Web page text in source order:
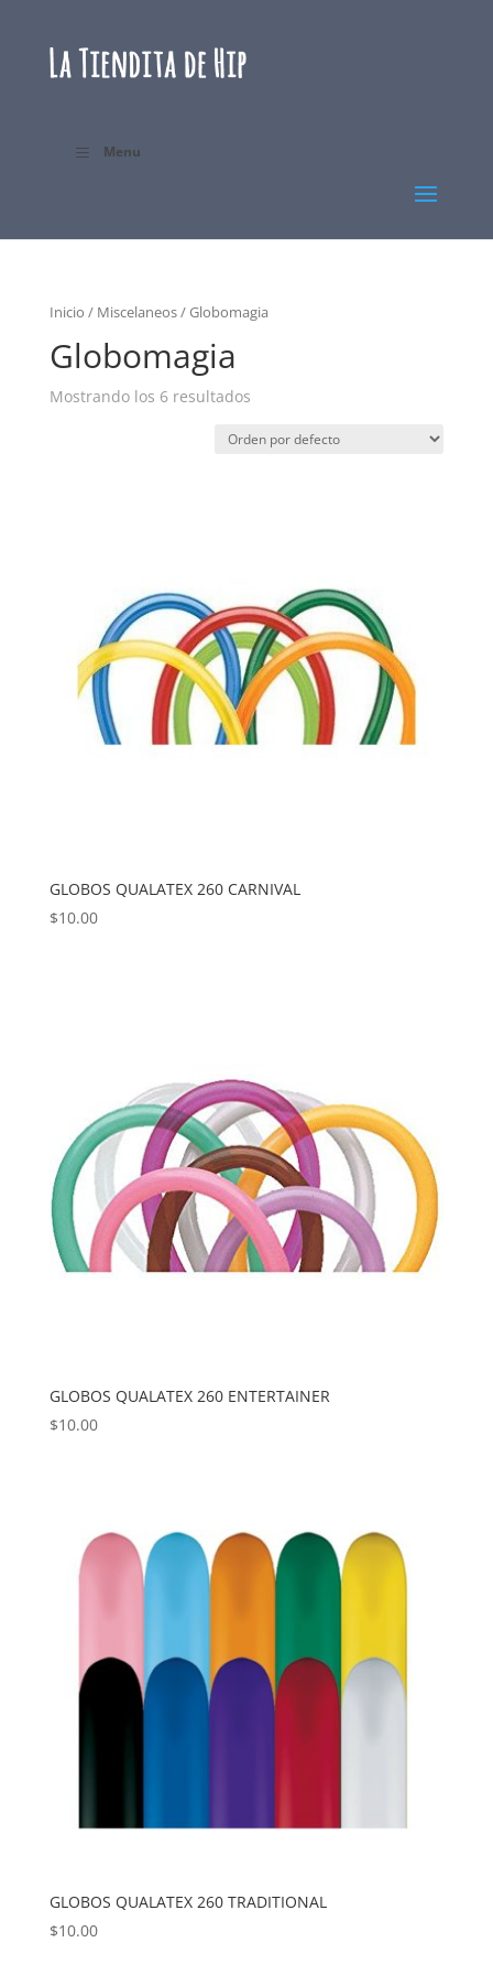
Menu
Inicio / Miscelaneos/ Globomagia
Globomagia
Mostrando los 6 resultados
GLOBOS QUALATEX 260 CARNIVAL
$10.00
GLOBOS QUALATEX 260 ENTERTAINER
$10.00
GLOBOS QUALATEX 260 TRADITIONAL
$10.00